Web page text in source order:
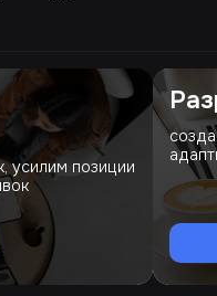
усилим позиции